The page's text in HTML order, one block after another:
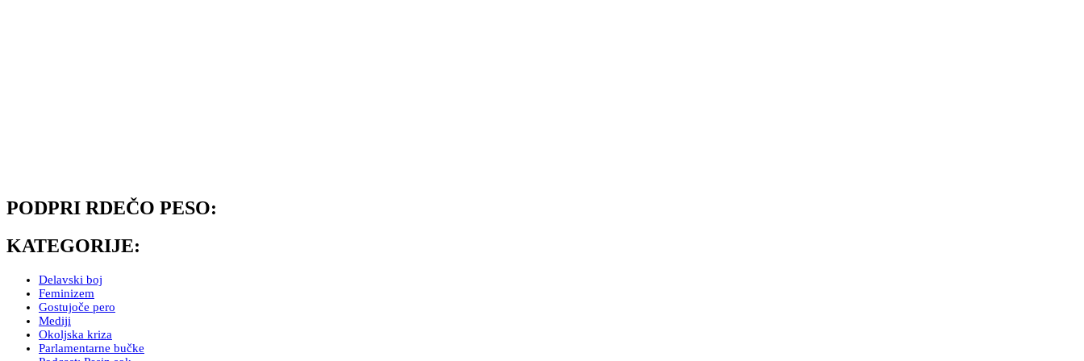
PODPRI RDEČO PESO:
KATEGORIJE:
Delavski boj
Feminizem
Gostujoče pero
Mediji
Okoljska kriza
Parlamentarne bučke